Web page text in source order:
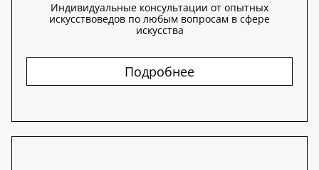
Индивидуальные консультации от опытных
искусствоведов по любым вопросам в сфере
искусства
Подробнее